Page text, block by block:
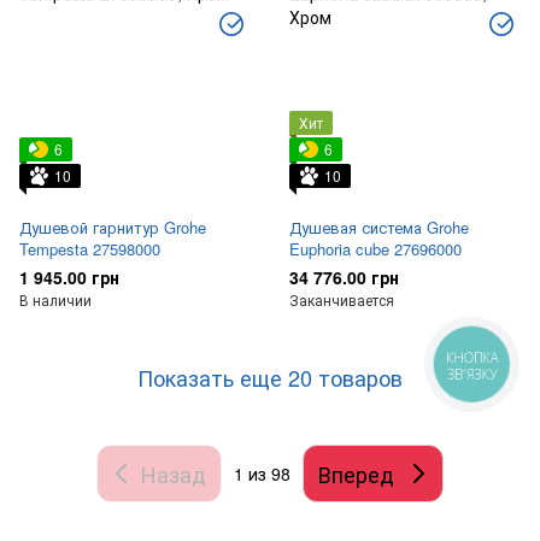
6
10
Душевой гарнитур Grohe
Tempesta 27598000
1 945.00 грн
В наличии
Хит
6
10
Душевая система Grohe
Euphoria cube 27696000
34 776.00 грн
Заканчивается
Показать еще 20 товаров
Назад 1 из 98 Вперед
КНОПКА
ЗВ'ЯЗКУ